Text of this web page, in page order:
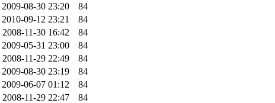
2009-08-30 23:20
84
2010-09-12 23:21
84
2008-11-30 16:42
84
2009-05-31 23:00
84
2008-11-29 22:49
84
2009-08-30 23:19
84
2009-06-07 01:12
84
2008-11-29 22:47
84